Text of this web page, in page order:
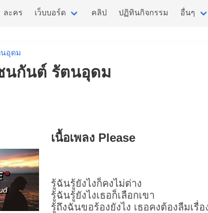
ละคร เว็บบอร์ด คลิป ปฏิทินกิจกรรม อื่นๆ
อุดม
นกันต์ รัตนอุดม
เนื้อเพลง Please
รู้ฉันรู้ยังไงก็คงไม่ต่าง
รู้ฉันรู้ยังไงเธอก็เลือกเขา
รู้ถึงฉันขอร้องยังไง เธอคงต้องลืมเรื่อ